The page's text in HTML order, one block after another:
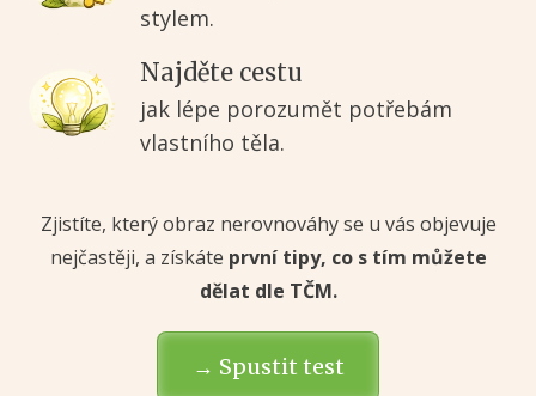
stylem.
Najděte cestu
jak lépe porozumět potřebám
vlastního těla.
Zjistíte, který obraz nerovnováhy se u vás objevuje
nejčastěji, a získáte první tipy, co s tím můžete
dělat dle TČM.
→ Spustit test